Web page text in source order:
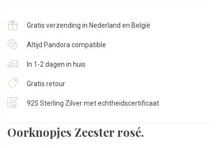
925
Sterling
aantal
Gratis verzending in Nederland en België
Altijd Pandora compatible
In 1-2 dagen in huis
Gratis retour
925 Sterling Zilver met echtheidscertificaat
Oorknopjes Zeester rosé.